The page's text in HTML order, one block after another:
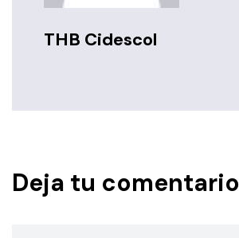
THB Cidescol
Deja tu comentario